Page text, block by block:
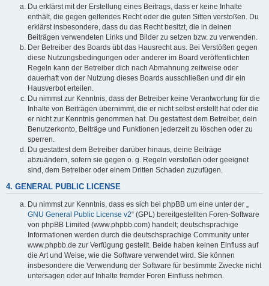
Du erklärst mit der Erstellung eines Beitrags, dass er keine Inhalte
enthält, die gegen geltendes Recht oder die guten Sitten verstoßen. Du
erklärst insbesondere, dass du das Recht besitzt, die in deinen
Beiträgen verwendeten Links und Bilder zu setzen bzw. zu verwenden.
Der Betreiber des Boards übt das Hausrecht aus. Bei Verstößen gegen
diese Nutzungsbedingungen oder anderer im Board veröffentlichten
Regeln kann der Betreiber dich nach Abmahnung zeitweise oder
dauerhaft von der Nutzung dieses Boards ausschließen und dir ein
Hausverbot erteilen.
Du nimmst zur Kenntnis, dass der Betreiber keine Verantwortung für die
Inhalte von Beiträgen übernimmt, die er nicht selbst erstellt hat oder die
er nicht zur Kenntnis genommen hat. Du gestattest dem Betreiber, dein
Benutzerkonto, Beiträge und Funktionen jederzeit zu löschen oder zu
sperren.
Du gestattest dem Betreiber darüber hinaus, deine Beiträge
abzuändern, sofern sie gegen o. g. Regeln verstoßen oder geeignet
sind, dem Betreiber oder einem Dritten Schaden zuzufügen.
4. GENERAL PUBLIC LICENSE
Du nimmst zur Kenntnis, dass es sich bei phpBB um eine unter der „
GNU General Public License v2“ (GPL) bereitgestellten Foren-Software
von phpBB Limited (www.phpbb.com) handelt; deutschsprachige
Informationen werden durch die deutschsprachige Community unter
www.phpbb.de zur Verfügung gestellt. Beide haben keinen Einfluss auf
die Art und Weise, wie die Software verwendet wird. Sie können
insbesondere die Verwendung der Software für bestimmte Zwecke nicht
untersagen oder auf Inhalte fremder Foren Einfluss nehmen.